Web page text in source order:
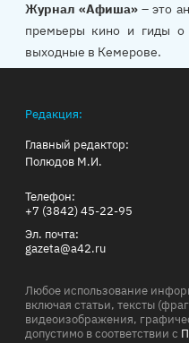
Журнал «Афиша»– это
премьеры кино и гиды о
выходные в Кемерове.
Редакция:
Главный редактор:
Полюдов М.И.
Телефон:
+7 (3842) 45-22-95
Эл. почта:
gazeta@a42.ru
Любое использование
включая статьи, тексты
видеоизображения,
допустимо в соответствии с